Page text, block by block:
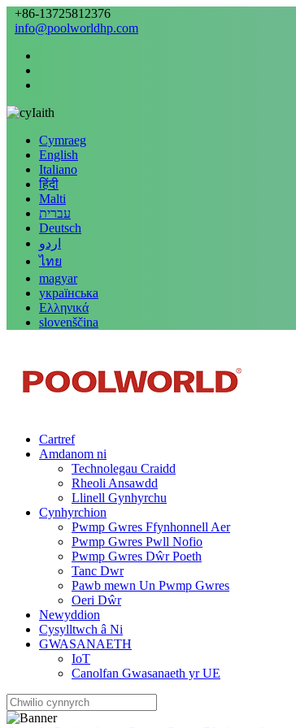
+86-13725812376
info@poolworldhp.com
Iaith
Cymraeg
English
Italiano
हिंदी
Malti
עברית
Deutsch
اردو
ไทย
magyar
українська
Ελληνικά
slovenščina
Cartref
Amdanom ni
Technolegau Craidd
Rheoli Ansawdd
Llinell Gynhyrchu
Cynhyrchion
Pwmp Gwres Ffynhonnell Aer
Pwmp Gwres Pwll Nofio
Pwmp Gwres Dŵr Poeth
Tanc Dwr
Pawb mewn Un Pwmp Gwres
Oeri Dŵr
Newyddion
Cysylltwch â Ni
GWASANAETH
IoT
Canolfan Gwasanaeth yr UE